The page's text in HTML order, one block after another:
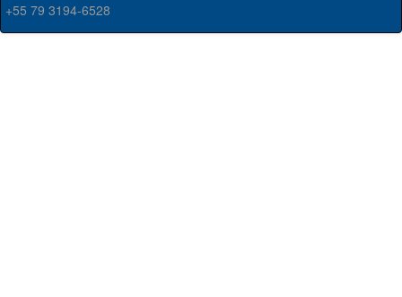
+55 79 3194-6528